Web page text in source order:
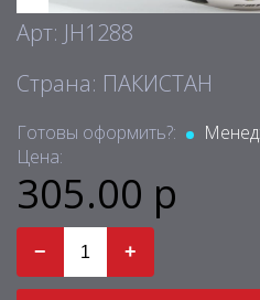
Арт: JH1288
Страна: ПАКИСТАН
Готовы оформить?:
Цена:
305.00 р
− +